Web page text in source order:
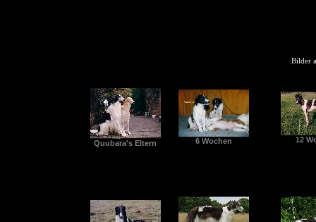
Bilder
Quubara's Eltern 6 Wochen 12